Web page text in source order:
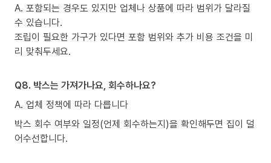
A. 포함되는 경우도 있지만 업체나 상품에 따라 범위가 달라질
수 있습니다.
조립이 필요한 가구가 있다면 포함 범위와 추가 비용 조건을 미
리 맞춰두세요.
Q8. 박스는 가져가나요, 회수하나요?
A. 업체 정책에 따라 다릅니다
박스 회수 여부와 일정(언제 회수하는지)을 확인해두면 집이 덜
어수선합니다.